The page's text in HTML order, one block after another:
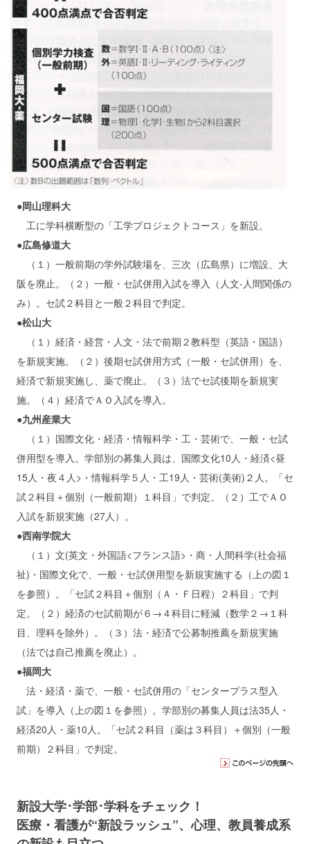
●岡山理科大
工に学科横断型の「工学プロジェクトコース」を新設。
●広島修道大
（１）一般前期の学外試験場を、三次（広島県）に増設、大
阪を廃止。（２）一般・セ試併用入試を導入（人文‐人間関係の
み）。セ試２科目と一般２科目で判定。
●松山大
（１）経済・経営・人文・法で前期２教科型（英語・国語）
を新規実施。（２）後期セ試併用方式（一般・セ試併用）を、
経済で新規実施し、薬で廃止。（３）法でセ試後期を新規実
施。（４）経済でＡＯ入試を導入。
●九州産業大
（１）国際文化・経済・情報科学・工・芸術で、一般・セ試
併用型を導入。学部別の募集人員は、国際文化10人・経済<昼
15人・夜４人>・情報科学５人・工19人・芸術(美術)２人。「セ
試２科目＋個別（一般前期）１科目」で判定。（２）工でＡＯ
入試を新規実施（27人）。
●西南学院大
（１）文(英文・外国語<フランス語>・商・人間科学(社会福
祉)・国際文化で、一般・セ試併用型を新規実施する（上の図１
を参照）。「セ試２科目＋個別（Ａ・Ｆ日程）２科目」で判
定。（２）経済のセ試前期が６→４科目に軽減（数学２→１科
目、理科を除外）。（３）法・経済で公募制推薦を新規実施
（法では自己推薦を廃止）。
●福岡大
法・経済・薬で、一般・セ試併用の「センタープラス型入
試」を導入（上の図１を参照）。学部別の募集人員は法35人・
経済20人・薬10人。「セ試２科目（薬は３科目）＋個別（一般
前期）２科目」で判定。
新設大学･学部･学科をチェック！
医療・看護が“新設ラッシュ”、心理、教員養成系